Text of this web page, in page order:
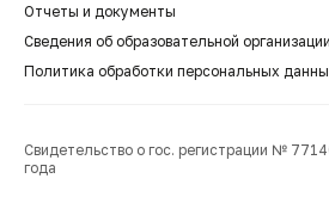
Отчеты и документы
Сведения об образовательной организации
Политика обработки персональных
Свидетельство о гос. регистрации №
года